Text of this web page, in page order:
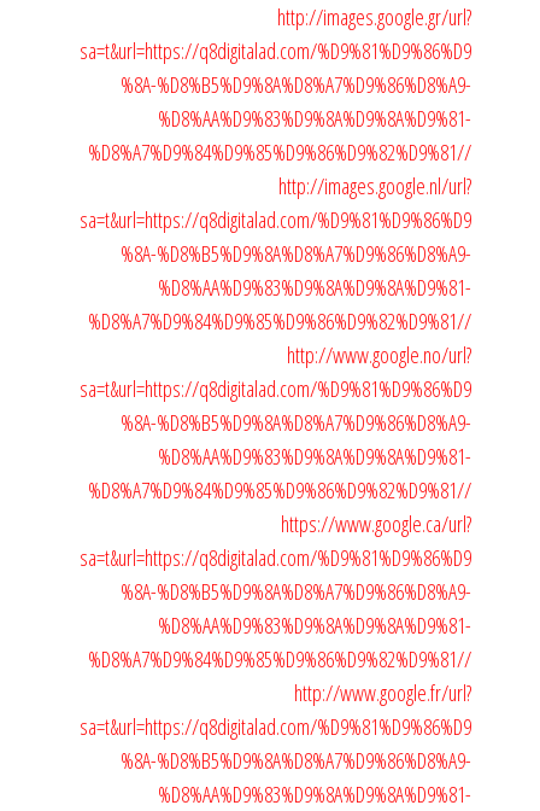
http://images.google.gr/url?
sa=t&url=https://q8digitalad.com/%D9%81%D9%86%D9
%8A-%D8%B5%D9%8A%D8%A7%D9%86%D8%A9-
%D8%AA%D9%83%D9%8A%D9%8A%D9%81-
%D8%A7%D9%84%D9%85%D9%86%D9%82%D9%81//
http://images.google.nl/url?
sa=t&url=https://q8digitalad.com/%D9%81%D9%86%D9
%8A-%D8%B5%D9%8A%D8%A7%D9%86%D8%A9-
%D8%AA%D9%83%D9%8A%D9%8A%D9%81-
%D8%A7%D9%84%D9%85%D9%86%D9%82%D9%81//
http://www.google.no/url?
sa=t&url=https://q8digitalad.com/%D9%81%D9%86%D9
%8A-%D8%B5%D9%8A%D8%A7%D9%86%D8%A9-
%D8%AA%D9%83%D9%8A%D9%8A%D9%81-
%D8%A7%D9%84%D9%85%D9%86%D9%82%D9%81//
https://www.google.ca/url?
sa=t&url=https://q8digitalad.com/%D9%81%D9%86%D9
%8A-%D8%B5%D9%8A%D8%A7%D9%86%D8%A9-
%D8%AA%D9%83%D9%8A%D9%8A%D9%81-
%D8%A7%D9%84%D9%85%D9%86%D9%82%D9%81//
http://www.google.fr/url?
sa=t&url=https://q8digitalad.com/%D9%81%D9%86%D9
%8A-%D8%B5%D9%8A%D8%A7%D9%86%D8%A9-
%D8%AA%D9%83%D9%8A%D9%8A%D9%81-